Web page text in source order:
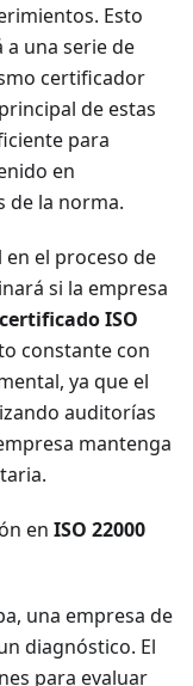
Esto
a una serie de
certificador
de estas
para
en
de la norma.
el proceso de
si la empresa
certificado ISO
constante con
ya que el
auditorías
mantenga
en ISO 22000
una empresa de
diagnóstico. El
para evaluar